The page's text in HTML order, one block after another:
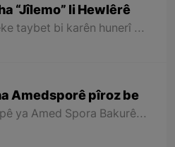
“Jîlemo” li Hewlêrê
Pêşangeheke taybet bi karên hunerî yên “Maşalah Mihemedî” (Arêz) ê hunermendê nîgarkêş ê xelkê Rojhilatê Kurdistanê li Hewlêrê hate vekirin.
Amedsporê pîroz be
Tîma topa pê ya Amed Spora Bakurê Kurdistanê ger ji aliyê şovênîzmên desthilata zordar ve rastî dijayetîkirinê hatiye û dijayetiya wê tê kirin, lê bi kêfxweşî ve heta niha kariye berdewam rêya serkeftinê bo aliyê lûtkeyê bipîve û niha bûye nûnerê dengê Kurdistaniyên her çar parçeyên Kurdistanê di qada werzişê de.